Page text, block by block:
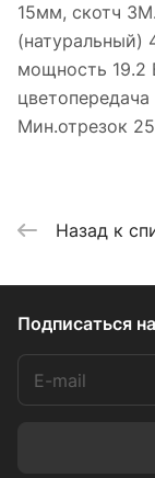
15мм, скотч
(натуральный)
мощность 19.2
Мин.отрезок
Назад к
Подписаться